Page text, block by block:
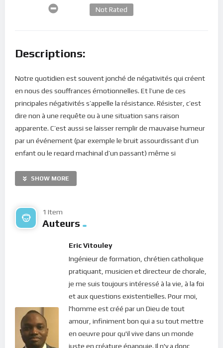
Not Rated
Descriptions:
Notre quotidien est souvent jonché de négativités qui créent
en nous des souffrances émotionnelles. Et l’une de ces
principales négativités s’appelle la résistance. Résister, c’est
dire non à une requête ou à une situation sans raison
apparente. C’est aussi se laisser remplir de mauvaise humeur
par un événement (par exemple le bruit assourdissant d’un
enfant ou le regard machinal d’un passant) même si
quasi-constamment irrité, on rechigne à tout moment… Nous
Ainsi, toute résistance qui apparaît en nous, est signe d’un
mal-être intérieur dommageable autant pour notre stabilité
sujet qui trouve toujours la source ailleurs. Mais alors, d’où
vient ce mal-être qui nous fait si tant souffrir ?
Toutes les fois que nous nous sentons mal, on attribue la
faute à l’autre ou à une situation ou à un événement. Mais
c’est une illusion. En effet, la Parole nous dit que toutes
choses concourent au bien de ceux qui aiment Dieu (Romains
SHOW MORE
1 Item
Auteurs
Eric Vitouley
Ingénieur de formation, chrétien catholique
pratiquant, musicien et directeur de chorale,
je me suis toujours intéressé à la vie, à la foi
et aux questions existentielles. Pour moi,
l'homme est créé par un Dieu de tout
amour, infiniment bon qui a su tout mettre
en oeuvre pour qu'il vive dans un monde
juste en créature épanouie. Il n'y a donc